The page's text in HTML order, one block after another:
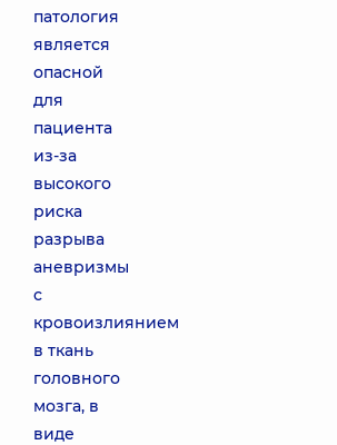
патология
является
опасной
для
пациента
из-за
высокого
риска
разрыва
аневризмы
с
кровоизлиянием
в ткань
головного
мозга, в
виде